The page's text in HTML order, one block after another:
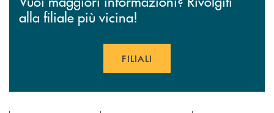
alla filiale più vicina!
FILIALI